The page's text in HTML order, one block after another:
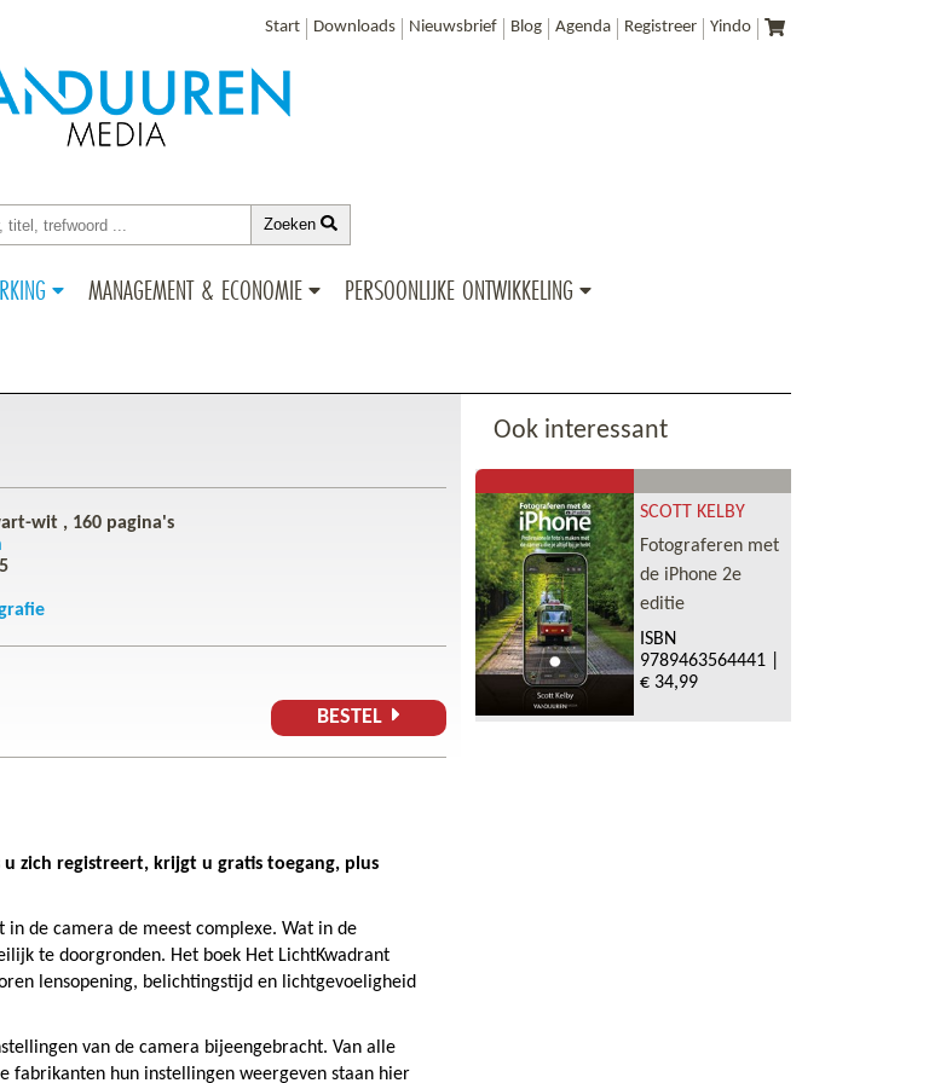
Start Downloads Nieuwsbrief Blog Agenda Registreer Yindo
Zoeken
MANAGEMENT & ECONOMIE PERSOONLIJKE ONTWIKKELING
wit , 160 pagina's
BESTEL
zich registreert, krijgt u gratis toegang, plus
de camera de meest complexe. Wat in de
te doorgronden. Het boek Het LichtKwadrant
lensopening, belichtingstijd en lichtgevoeligheid
van de camera bijeengebracht. Van alle
fabrikanten hun instellingen weergeven staan hier
Ook interessant
SCOTT KELBY
Fotograferen met
de iPhone 2e
editie
ISBN
9789463564441|
€ 34,99